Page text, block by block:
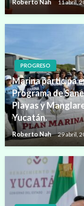
Roberto Nah 11 abril,
PROGRESO
Marina participa
Programa de
Playas y
Yucatán.
Roberto Nah 29 abril,